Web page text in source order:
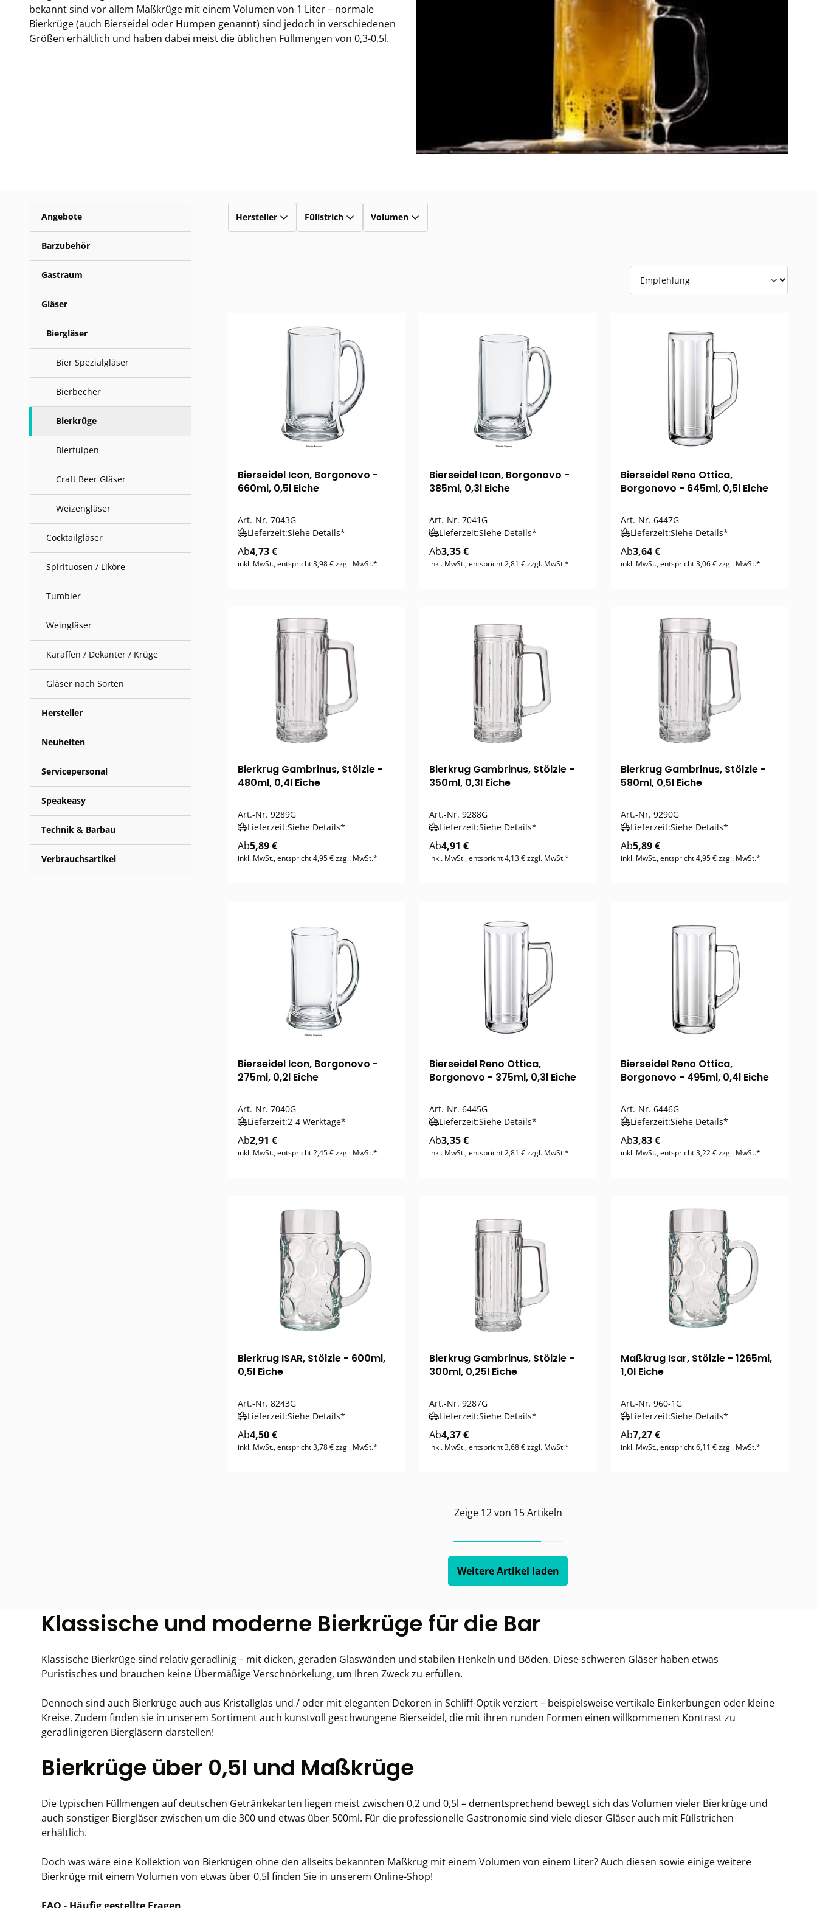
bekannt sind vor allem Maßkrüge mit einem Volumen von 1 Liter – normale
Bierkrüge (auch Bierseidel oder Humpen genannt) sind jedoch in verschiedenen
Größen erhältlich und haben dabei meist die üblichen Füllmengen von 0,3-0,5l.
Angebote
Barzubehör
Gastraum
Gläser
Biergläser
Bier Spezialgläser
Bierbecher
Bierkrüge
Biertulpen
Craft Beer Gläser
Weizengläser
Cocktailgläser
Spirituosen / Liköre
Tumbler
Weingläser
Karaffen / Dekanter / Krüge
Gläser nach Sorten
Hersteller
Neuheiten
Servicepersonal
Speakeasy
Technik & Barbau
Verbrauchsartikel
Hersteller Füllstrich Volumen
Bierseidel Icon, Borgonovo -
660ml, 0,5l Eiche
Art.-Nr. 7043G
Lieferzeit:Siehe Details*
Ab4,73 €
inkl. MwSt., entspricht 3,98 € zzgl. MwSt.*
Bierseidel Icon, Borgonovo -
385ml, 0,3l Eiche
Art.-Nr. 7041G
Lieferzeit:Siehe Details*
Ab3,35 €
inkl. MwSt., entspricht 2,81 € zzgl. MwSt.*
Bierseidel Reno Ottica,
Borgonovo - 645ml, 0,5l Eiche
Art.-Nr. 6447G
Lieferzeit:Siehe Details*
Ab3,64 €
inkl. MwSt., entspricht 3,06 € zzgl. MwSt.*
Bierkrug Gambrinus, Stölzle -
480ml, 0,4l Eiche
Art.-Nr. 9289G
Lieferzeit:Siehe Details*
Ab5,89 €
inkl. MwSt., entspricht 4,95 € zzgl. MwSt.*
Bierkrug Gambrinus, Stölzle -
350ml, 0,3l Eiche
Art.-Nr. 9288G
Lieferzeit:Siehe Details*
Ab4,91 €
inkl. MwSt., entspricht 4,13 € zzgl. MwSt.*
Bierkrug Gambrinus, Stölzle -
580ml, 0,5l Eiche
Art.-Nr. 9290G
Lieferzeit:Siehe Details*
Ab5,89 €
inkl. MwSt., entspricht 4,95 € zzgl. MwSt.*
Bierseidel Icon, Borgonovo -
275ml, 0,2l Eiche
Art.-Nr. 7040G
Lieferzeit:2-4 Werktage*
Ab2,91 €
inkl. MwSt., entspricht 2,45 € zzgl. MwSt.*
Bierseidel Reno Ottica,
Borgonovo - 375ml, 0,3l Eiche
Art.-Nr. 6445G
Lieferzeit:Siehe Details*
Ab3,35 €
inkl. MwSt., entspricht 2,81 € zzgl. MwSt.*
Bierseidel Reno Ottica,
Borgonovo - 495ml, 0,4l Eiche
Art.-Nr. 6446G
Lieferzeit:Siehe Details*
Ab3,83 €
inkl. MwSt., entspricht 3,22 € zzgl. MwSt.*
Bierkrug ISAR, Stölzle - 600ml,
0,5l Eiche
Art.-Nr. 8243G
Lieferzeit:Siehe Details*
Ab4,50 €
inkl. MwSt., entspricht 3,78 € zzgl. MwSt.*
Bierkrug Gambrinus, Stölzle -
300ml, 0,25l Eiche
Art.-Nr. 9287G
Lieferzeit:Siehe Details*
Ab4,37 €
inkl. MwSt., entspricht 3,68 € zzgl. MwSt.*
Maßkrug Isar, Stölzle - 1265ml,
1,0l Eiche
Art.-Nr. 960-1G
Lieferzeit:Siehe Details*
Ab7,27 €
inkl. MwSt., entspricht 6,11 € zzgl. MwSt.*
Zeige 12von 15Artikeln
Weitere Artikel laden
Klassische und moderne Bierkrüge für die Bar
Klassische Bierkrüge sind relativ geradlinig – mit dicken, geraden Glaswänden und stabilen Henkeln und Böden. Diese schweren Gläser haben etwas
Puristisches und brauchen keine Übermäßige Verschnörkelung, um Ihren Zweck zu erfüllen.
Dennoch sind auch Bierkrüge auch aus Kristallglas und / oder mit eleganten Dekoren in Schliff-Optik verziert – beispielsweise vertikale Einkerbungen oder kleine
Kreise. Zudem finden sie in unserem Sortiment auch kunstvoll geschwungene Bierseidel, die mit ihren runden Formen einen willkommenen Kontrast zu
geradlinigeren Biergläsern darstellen!
Bierkrüge über 0,5l und Maßkrüge
Die typischen Füllmengen auf deutschen Getränkekarten liegen meist zwischen 0,2 und 0,5l – dementsprechend bewegt sich das Volumen vieler Bierkrüge und
auch sonstiger Biergläser zwischen um die 300 und etwas über 500ml. Für die professionelle Gastronomie sind viele dieser Gläser auch mit Füllstrichen
erhältlich.
Doch was wäre eine Kollektion von Bierkrügen ohne den allseits bekannten Maßkrug mit einem Volumen von einem Liter? Auch diesen sowie einige weitere
Bierkrüge mit einem Volumen von etwas über 0,5l finden Sie in unserem Online-Shop!